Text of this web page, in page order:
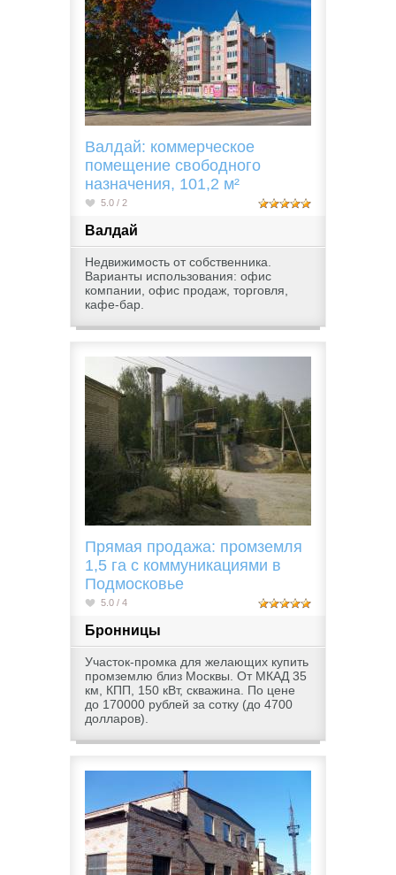
Валдай: коммерческое
помещение свободного
назначения, 101,2 м²
5.0 / 2
Валдай
Недвижимость от собственника.
Варианты использования: офис
компании, офис продаж, торговля,
кафе-бар.
Прямая продажа: промземля
1,5 га с коммуникациями в
Подмосковье
5.0 / 4
Бронницы
Участок-промка для желающих купить
промземлю близ Москвы. От МКАД 35
км, КПП, 150 кВт, скважина. По цене
до 170000 рублей за сотку (до 4700
долларов).